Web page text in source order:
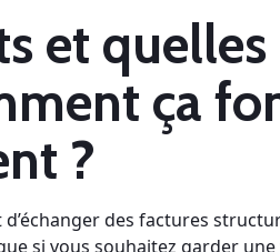
et
ça
?
des factures
si vous souhaitez garder